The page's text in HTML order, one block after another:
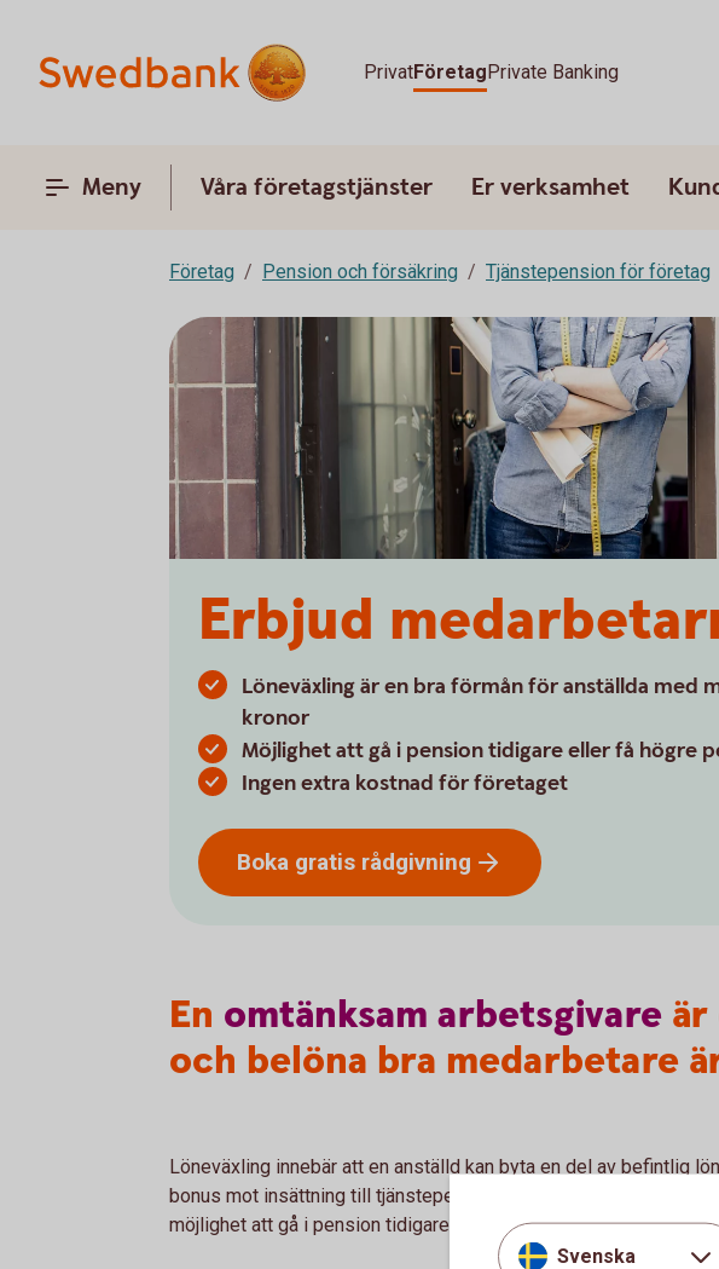
PrivatFöretagPrivate Banking
Meny Våra företagstjänster Er verksamhet
Företag Pension och försäkring Tjänstepension för företag
Erbjud
Löneväxling är en bra förmån för anställda med
kronor
Möjlighet att gå i pension tidigare eller få högre
Ingen extra kostnad för företaget
Boka gratis rådgivning
En omtänksam arbetsgivare
och belöna bra medarbetare
Löneväxling innebär att en anställd kan byta en del av befintlig
bonus mot insättning till tjänstepension. Den anställde får då
möjlighet att gå i pension tidigare.
Svenska